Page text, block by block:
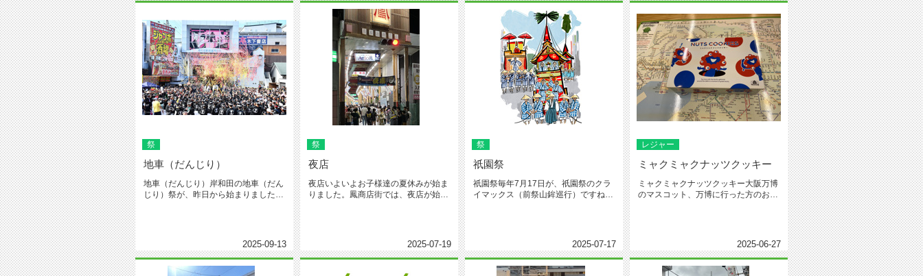
祭
地車（だんじり）
地車（だんじり）岸和田の地車（だん
じり）祭が、昨日から始まりました。
2025-09-13
祭
夜店
夜店いよいよお子様達の夏休みが始ま
りました。鳳商店街では、夜店が始ま
2025-07-19
祭
祇園祭
祇園祭毎年7月17日が、祇園祭のクラ
イマックス（前祭山鉾巡行）ですね。
2025-07-17
レジャー
ミャクミャクナッツクッキー
ミャクミャクナッツクッキー大阪万博
のマスコット、万博に行った方のお土
2025-06-27